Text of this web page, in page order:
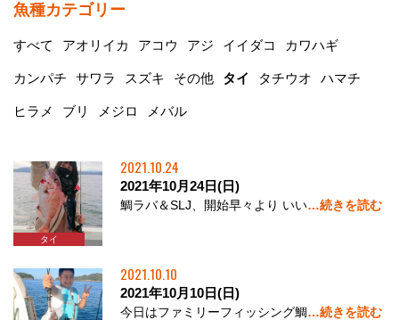
魚種カテゴリー
すべて アオリイカ アコウ アジ イイダコ カワハギ
カンパチ サワラ スズキ その他 タイ タチウオ ハマチ
ヒラメ ブリ メジロ メバル
タイ
2021.10.24
2021年10月24日(日)
鯛ラバ＆SLJ、開始早々より いい…続きを読む
2021.10.10
2021年10月10日(日)
今日はファミリーフィッシング鯛…続きを読む